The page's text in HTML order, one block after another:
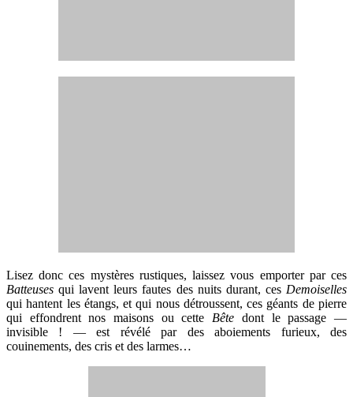
Lisez donc ces mystères rustiques, laissez vous emporter par ces
Batteuses qui lavent leurs fautes des nuits durant, ces Demoiselles
qui hantent les étangs, et qui nous détroussent, ces géants de pierre
qui effondrent nos maisons ou cette Bête dont le passage —
invisible ! — est révélé par des aboiements furieux, des
couinements, des cris et des larmes…